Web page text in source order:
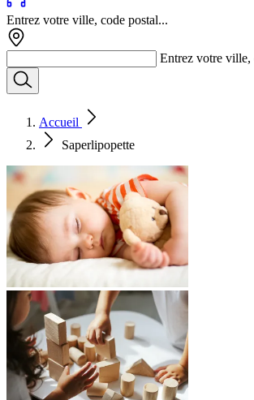
Entrez votre ville, code postal...
Entrez votre ville,
Accueil
Saperlipopette